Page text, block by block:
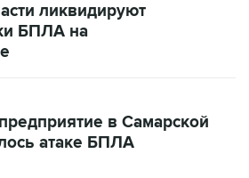
ликвидируют
БПЛА на
в Самарской
атаке БПЛА